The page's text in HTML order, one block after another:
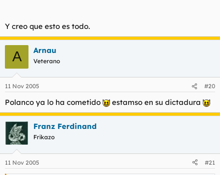
Y creo que esto es todo.
A Arnau
Veterano
11 Nov 2005 #20
Polanco ya lo ha cometido estamso en su dictadura
Franz Ferdinand
Frikazo
11 Nov 2005 #21